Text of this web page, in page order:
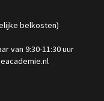
belkosten)
van 9:30-11:30 uur